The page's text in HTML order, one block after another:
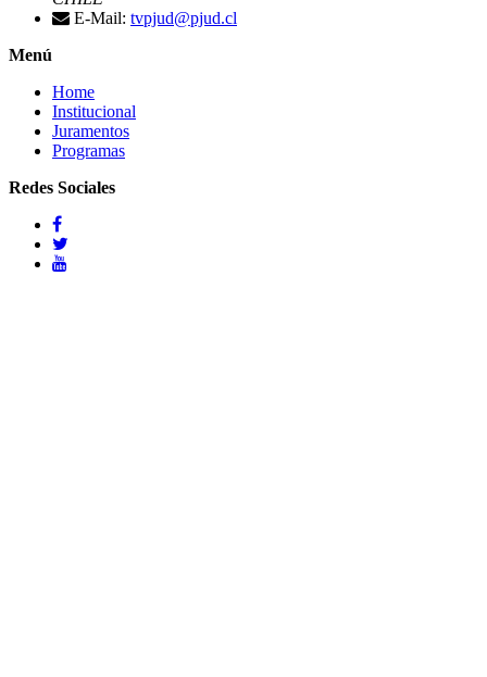
E-Mail: tvpjud@pjud.cl
Menú
Home
Institucional
Juramentos
Programas
Redes Sociales